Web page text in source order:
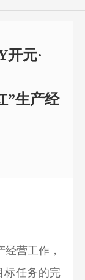
元·
”生产经
营工作，
标任务的完